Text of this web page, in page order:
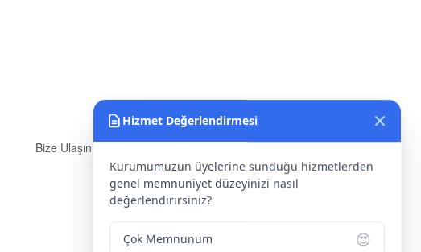
Bize Ulaşın
Yenice Mah. Atatürk Cad.
Tüccarlar İşhanı Kat:1 No:1 KIRŞEHİR /
0 386 213 11 86
Hizmet Değerlendirmesi
Kurumumuzun üyelerine sunduğu hizmetlerden
genel memnuniyet düzeyinizi nasıl
değerlendirirsiniz?